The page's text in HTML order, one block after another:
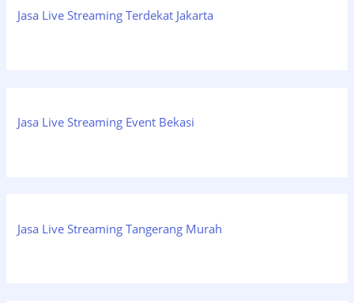
Jasa Live Streaming Terdekat Jakarta
Jasa Live Streaming Event Bekasi
Jasa Live Streaming Tangerang Murah